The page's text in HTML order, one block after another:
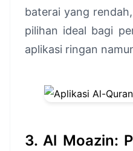
baterai yang
pilihan ideal bagi
aplikasi ringan
3. Al Moazin: